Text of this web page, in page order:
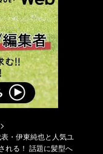
・伊東純也と人気ユ
れる！ 話題に髪型へ